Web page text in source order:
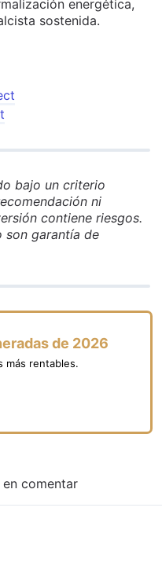
energética,
sostenida.
bajo un criterio
ni
contiene riesgos.
son garantía de
de 2026
más rentables.
comentar